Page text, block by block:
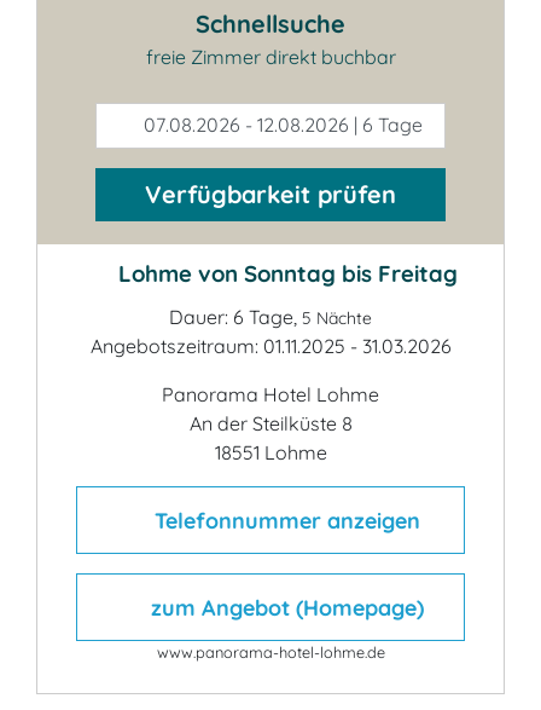
Schnellsuche
freie Zimmer direkt buchbar
07.08.2026 - 12.08.2026 | 6 Tage
Verfügbarkeit prüfen
Lohme von Sonntag bis Freitag
Dauer: 6 Tage, 5 Nächte
Angebotszeitraum: 01.11.2025 - 31.03.2026
Panorama Hotel Lohme
An der Steilküste 8
18551 Lohme
Telefonnummer anzeigen
zum Angebot (Homepage)
www.panorama-hotel-lohme.de